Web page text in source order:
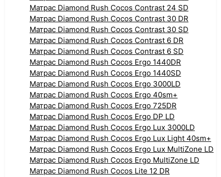
Матрас Diamond Rush Cocos Contrast 24 SD
Матрас Diamond Rush Cocos Contrast 30 DR
Матрас Diamond Rush Cocos Contrast 30 SD
Матрас Diamond Rush Cocos Contrast 6 DR
Матрас Diamond Rush Cocos Contrast 6 SD
Матрас Diamond Rush Cocos Ergo 1440DR
Матрас Diamond Rush Cocos Ergo 1440SD
Матрас Diamond Rush Cocos Ergo 3000LD
Матрас Diamond Rush Cocos Ergo 40sm+
Матрас Diamond Rush Cocos Ergo 725DR
Матрас Diamond Rush Cocos Ergo DP LD
Матрас Diamond Rush Cocos Ergo Lux 3000LD
Матрас Diamond Rush Cocos Ergo Lux Light 40sm+
Матрас Diamond Rush Cocos Ergo Lux MultiZone LD
Матрас Diamond Rush Cocos Ergo MultiZone LD
Матрас Diamond Rush Cocos Lite 12 DR